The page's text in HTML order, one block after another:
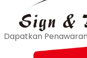
Dapatkan